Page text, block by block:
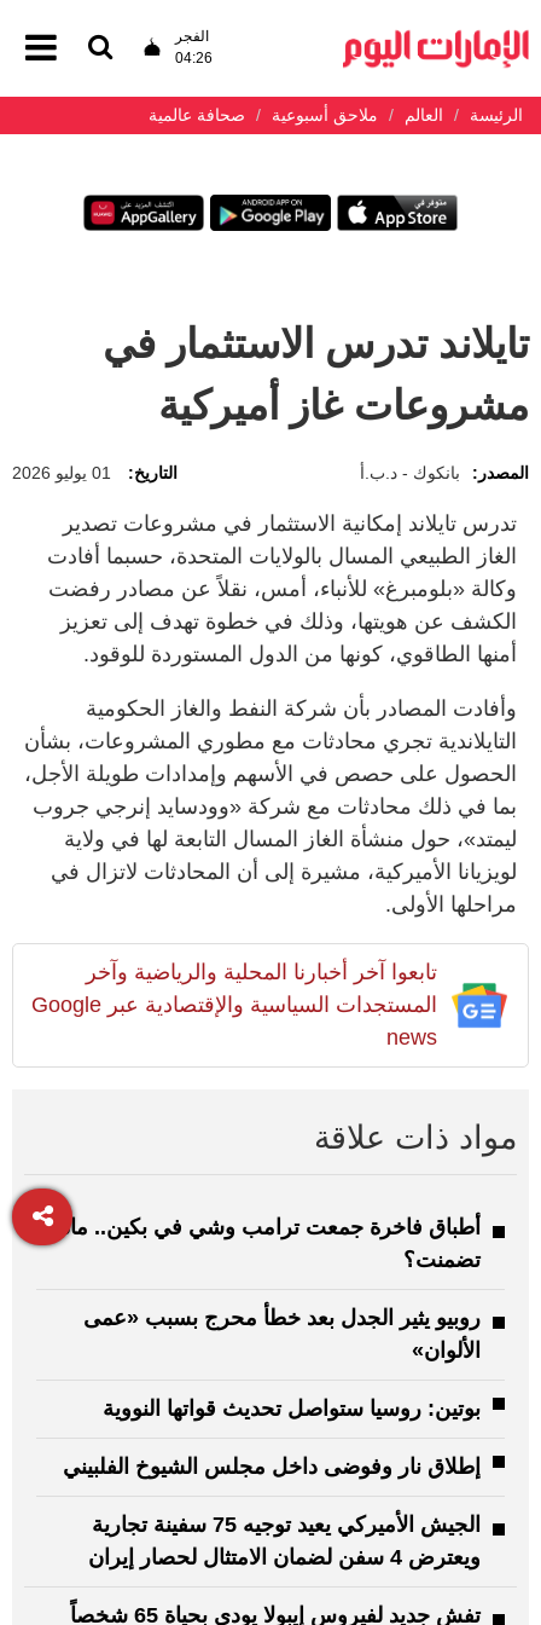
الفجر
04:26
الرئيسة العالم ملاحق أسبوعية صحافة عالمية
تايلاند تدرس الاستثمار في
مشروعات غاز أميركية
المصدر: بانكوك - د.ب.أ التاريخ: 01 يوليو 2026
تدرس تايلاند إمكانية الاستثمار في مشروعات تصدير
الغاز الطبيعي المسال بالولايات المتحدة، حسبما أفادت
وكالة «بلومبرغ» للأنباء، أمس، نقلاً عن مصادر رفضت
الكشف عن هويتها، وذلك في خطوة تهدف إلى تعزيز
أمنها الطاقوي، كونها من الدول المستوردة للوقود.
وأفادت المصادر بأن شركة النفط والغاز الحكومية
التايلاندية تجري محادثات مع مطوري المشروعات، بشأن
الحصول على حصص في الأسهم وإمدادات طويلة الأجل،
بما في ذلك محادثات مع شركة «وودسايد إنرجي جروب
ليمتد»، حول منشأة الغاز المسال التابعة لها في ولاية
لويزيانا الأميركية، مشيرة إلى أن المحادثات لاتزال في
مراحلها الأولى.
تابعوا آخر أخبارنا المحلية والرياضية وآخر
المستجدات السياسية والإقتصادية عبر Google
news
مواد ذات علاقة
أطباق فاخرة جمعت ترامب وشي في بكين.. ماذا
تضمنت؟
روبيو يثير الجدل بعد خطأ محرج بسبب «عمى
الألوان»
بوتين: روسيا ستواصل تحديث قواتها النووية
إطلاق نار وفوضى داخل مجلس الشيوخ الفلبيني
الجيش الأميركي يعيد توجيه 75 سفينة تجارية
ويعترض 4 سفن لضمان الامتثال لحصار إيران
تفش جديد لفيروس إيبولا يودي بحياة 65 شخصاً